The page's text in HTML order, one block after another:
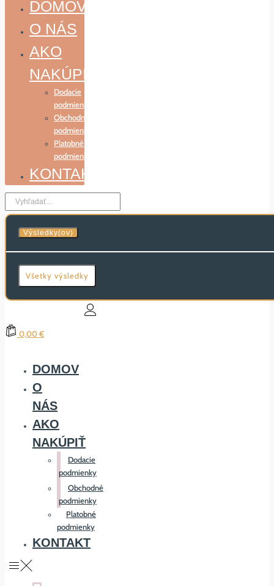
DOMOV
O NÁS
AKO
NAKÚPIŤ
Dodacie
podmienky
Obchodné
podmienky
Platobné
podmienky
KONTAKT
Search
...
Výsledky(ov)
Všetky výsledky
0,00 €
DOMOV
O
NÁS
AKO
NAKÚPIŤ
Dodacie
podmienky
Obchodné
podmienky
Platobné
podmienky
KONTAKT